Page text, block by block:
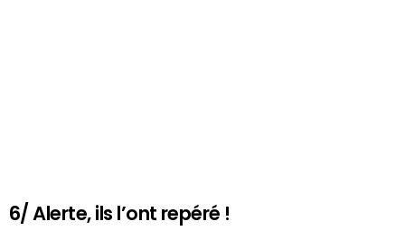
6/ Alerte, ils l’ont repéré !